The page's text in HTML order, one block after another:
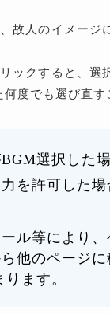
故人のイメージ
ックすると、選
度でも選び直す
選択した
力を許可した
ル等により、
他のページに
ます。